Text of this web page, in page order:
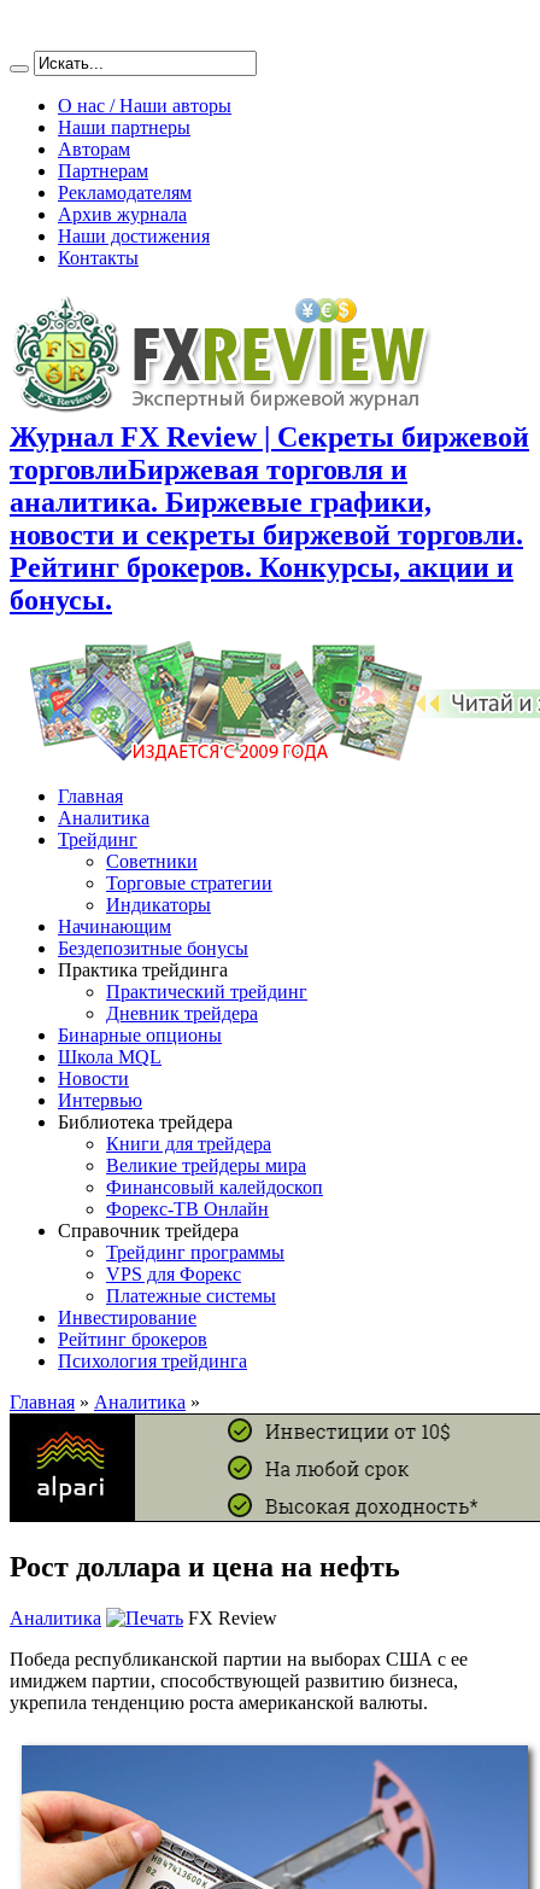
О нас / Наши авторы
Наши партнеры
Авторам
Партнерам
Рекламодателям
Архив журнала
Наши достижения
Контакты
Журнал FX Review | Секреты биржевой
торговлиБиржевая торговля и
аналитика. Биржевые графики,
новости и секреты биржевой торговли.
Рейтинг брокеров. Конкурсы, акции и
бонусы.
Главная
Аналитика
Трейдинг
Советники
Торговые стратегии
Индикаторы
Начинающим
Бездепозитные бонусы
Практика трейдинга
Практический трейдинг
Дневник трейдера
Бинарные опционы
Школа MQL
Новости
Интервью
Библиотека трейдера
Книги для трейдера
Великие трейдеры мира
Финансовый калейдоскоп
Форекс-ТВ Онлайн
Справочник трейдера
Трейдинг программы
VPS для Форекс
Платежные системы
Инвестирование
Рейтинг брокеров
Психология трейдинга
Главная » Аналитика »
Рост доллара и цена на нефть
Аналитика
FX Review
Победа республиканской партии на выборах США с ее
имиджем партии, способствующей развитию бизнеса,
укрепила тенденцию роста американской валюты.